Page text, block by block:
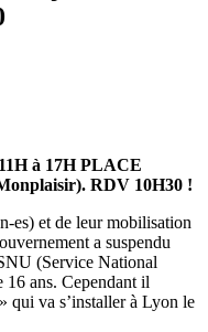
à 17H PLACE
RDV 10H30 !
es) et de leur mobilisation
a suspendu
(Service National
ans. Cependant il
qui va s’installer à Lyon le